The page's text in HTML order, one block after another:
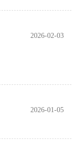
2026-02-03
2026-01-05